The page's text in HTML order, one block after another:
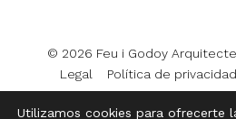
© 2026 Feu i Godoy
Legal
Política de privacidad
cookies
Utilizamos cookies para ofrecerte